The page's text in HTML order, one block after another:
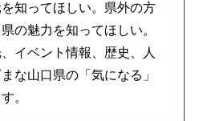
知ってほしい。県外の方
の魅力を知ってほしい。
イベント情報、歴史、人
な山口県の「気になる」
。